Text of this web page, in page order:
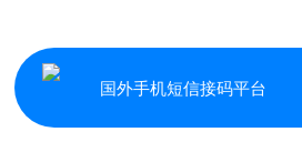
国外手机短信接码平台